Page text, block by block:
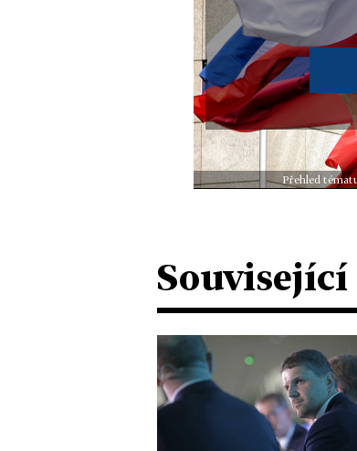
Přehled